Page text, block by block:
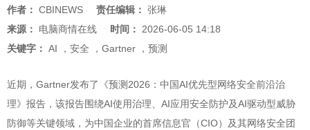
作者： CBINEWS 责任编辑： 张琳
来源： 电脑商情在线 时间： 2026-06-05 14:18
关键字： AI ， 安全 ， Gartner ， 预测
近期，Gartner发布了《预测2026：中国AI优先型网络安全前沿治
理》报告，该报告围绕AI使用治理、AI应用安全防护及AI驱动型威胁
防御等关键领域，为中国企业的首席信息官（CIO）及其网络安全团